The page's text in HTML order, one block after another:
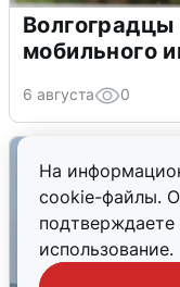
На
cookie-файлы.
подтверждаете
использование.
Волгоградцы
мобильного
6 августа 0